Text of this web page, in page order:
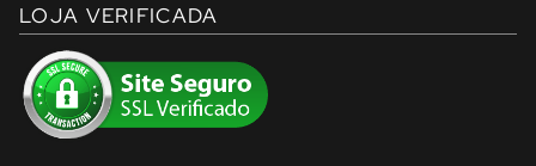
LOJA VERIFICADA